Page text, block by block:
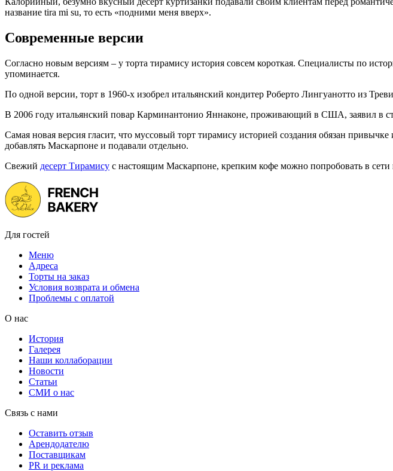
название tira mi su, то есть «подними меня вверх».
Современные версии
Согласно новым версиям – у торта тирамису история совсем короткая. Специалисты по
упоминается.
По одной версии, торт в 1960-х изобрел итальянский кондитер Роберто Лингуанотто из
В 2006 году итальянский повар Карминантонио Яннаконе, проживающий в США, заявил в
Самая новая версия гласит, что муссовый торт тирамису историей создания обязан
добавлять Маскарпоне и подавали отдельно.
Свежий десерт Тирамису с настоящим Маскарпоне, крепким кофе можно попробовать в сети
Для гостей
Меню
Адреса
Торты на заказ
Условия возврата и обмена
Проблемы с оплатой
О нас
История
Галерея
Наши коллаборации
Новости
Статьи
СМИ о нас
Связь с нами
Оставить отзыв
Арендодателю
Поставщикам
PR и реклама